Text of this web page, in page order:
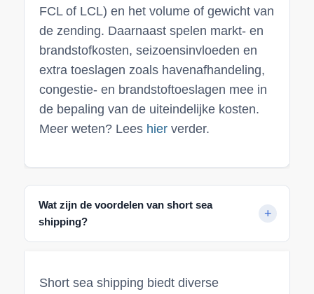
FCL of LCL) en het volume of gewicht van
de zending. Daarnaast spelen markt- en
brandstofkosten, seizoensinvloeden en
extra toeslagen zoals havenafhandeling,
congestie- en brandstoftoeslagen mee in
de bepaling van de uiteindelijke kosten.
Meer weten? Lees hier verder.
Wat zijn de voordelen van short sea
shipping?
Short sea shipping biedt diverse